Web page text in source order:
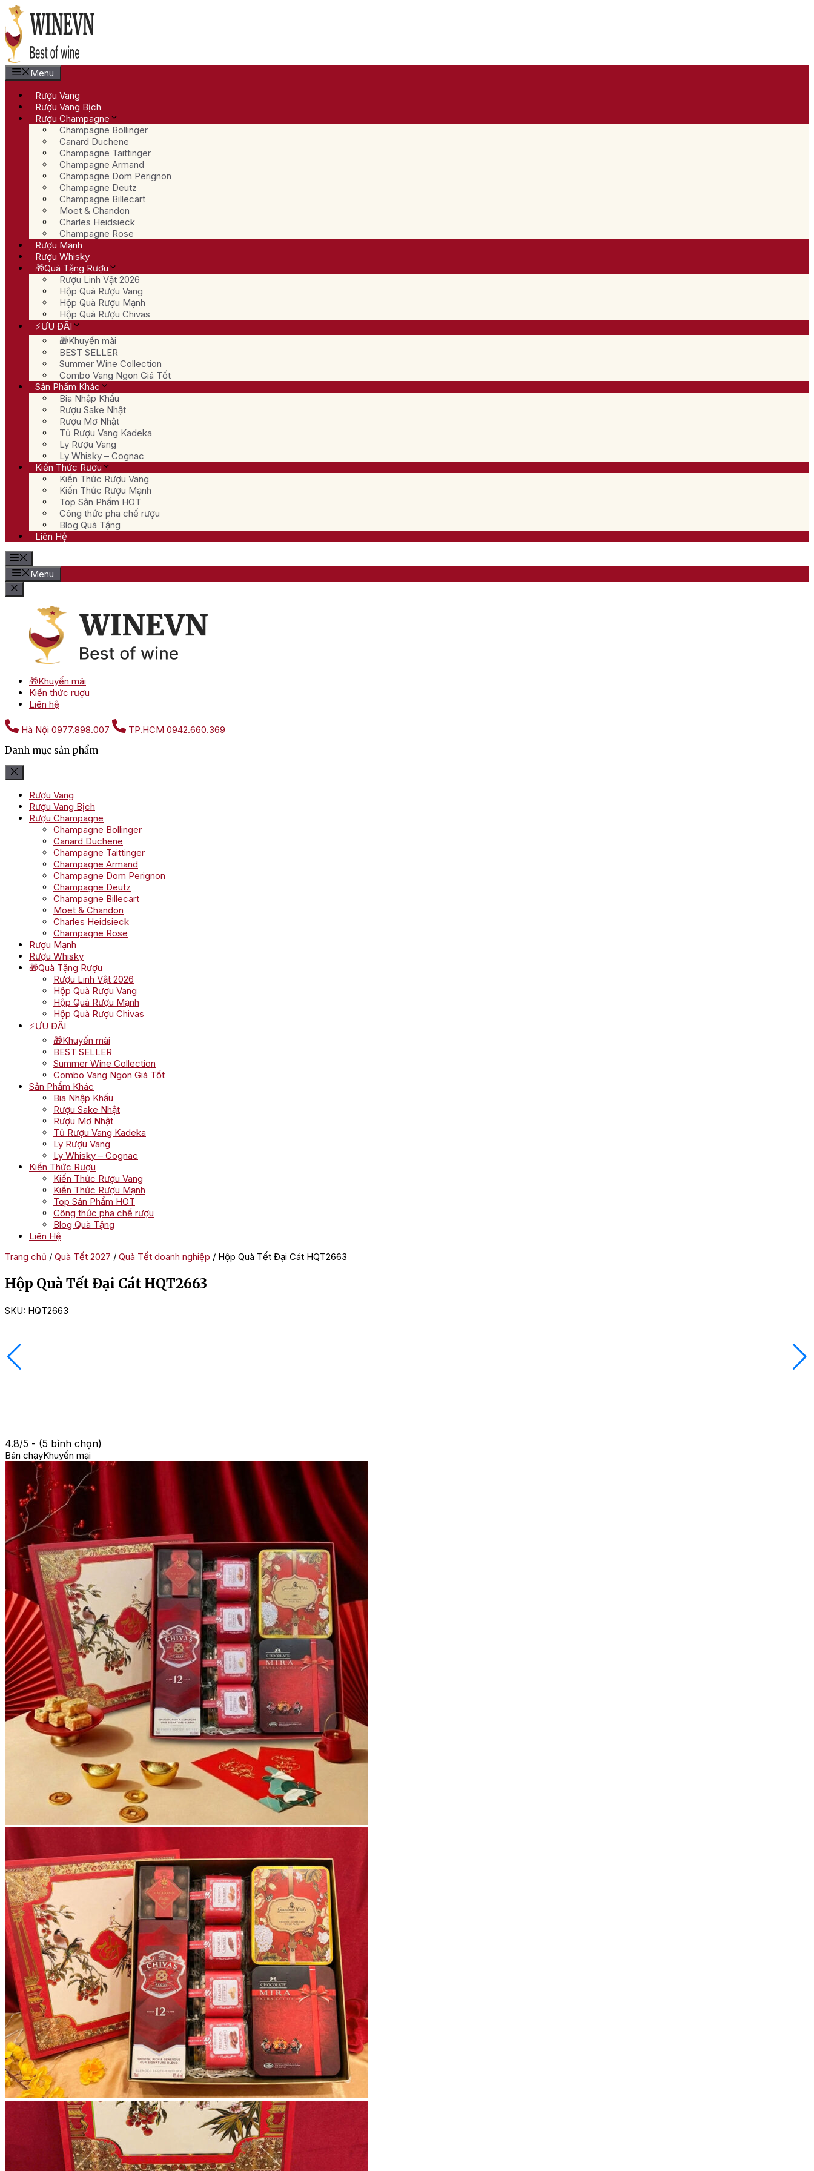
Chuyển
đến
nội
dung
Menu
Rượu Vang
Rượu Vang Bịch
Rượu Champagne
Champagne Bollinger
Canard Duchene
Champagne Taittinger
Champagne Armand
Champagne Dom Perignon
Champagne Deutz
Champagne Billecart
Moet & Chandon
Charles Heidsieck
Champagne Rose
Rượu Mạnh
Rượu Whisky
🎁Quà Tặng Rượu
Rượu Linh Vật 2026
Hộp Quà Rượu Vang
Hộp Quà Rượu Mạnh
Hộp Quà Rượu Chivas
⚡ƯU ĐÃI
🎁Khuyến mãi
BEST SELLER
Summer Wine Collection
Combo Vang Ngon Giá Tốt
Sản Phẩm Khác
Bia Nhập Khẩu
Rượu Sake Nhật
Rượu Mơ Nhật
Tủ Rượu Vang Kadeka
Ly Rượu Vang
Ly Whisky – Cognac
Kiến Thức Rượu
Kiến Thức Rượu Vang
Kiến Thức Rượu Mạnh
Top Sản Phẩm HOT
Công thức pha chế rượu
Blog Quà Tặng
Liên Hệ
Menu
🎁Khuyến mãi
Kiến thức rượu
Liên hệ
Hà Nội 0977.898.007 TP.HCM 0942.660.369
Danh mục sản phẩm
Rượu Vang
Rượu Vang Bịch
Rượu Champagne
Champagne Bollinger
Canard Duchene
Champagne Taittinger
Champagne Armand
Champagne Dom Perignon
Champagne Deutz
Champagne Billecart
Moet & Chandon
Charles Heidsieck
Champagne Rose
Rượu Mạnh
Rượu Whisky
🎁Quà Tặng Rượu
Rượu Linh Vật 2026
Hộp Quà Rượu Vang
Hộp Quà Rượu Mạnh
Hộp Quà Rượu Chivas
⚡ƯU ĐÃI
🎁Khuyến mãi
BEST SELLER
Summer Wine Collection
Combo Vang Ngon Giá Tốt
Sản Phẩm Khác
Bia Nhập Khẩu
Rượu Sake Nhật
Rượu Mơ Nhật
Tủ Rượu Vang Kadeka
Ly Rượu Vang
Ly Whisky – Cognac
Kiến Thức Rượu
Kiến Thức Rượu Vang
Kiến Thức Rượu Mạnh
Top Sản Phẩm HOT
Công thức pha chế rượu
Blog Quà Tặng
Liên Hệ
Trang chủ / Quà Tết 2027 / Quà Tết doanh nghiệp / Hộp Quà Tết Đại Cát HQT2663
Hộp Quà Tết Đại Cát HQT2663
SKU: HQT2663
4.8/5 - (5 bình chọn)
Bán chạyKhuyến mại